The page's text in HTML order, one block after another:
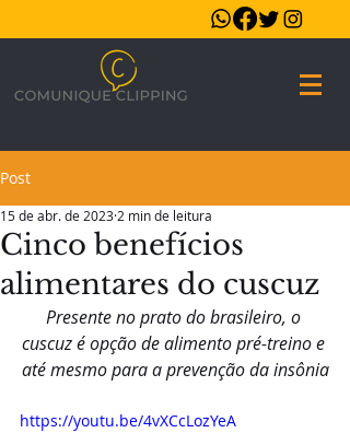
Post
Cinco benefícios
alimentares do cuscuz
15 de abr. de 2023 2 min de leitura
Presente no prato do brasileiro, o
cuscuz é opção de alimento pré-treino e
até mesmo para a prevenção da insônia
https://youtu.be/4vXCcLozYeA